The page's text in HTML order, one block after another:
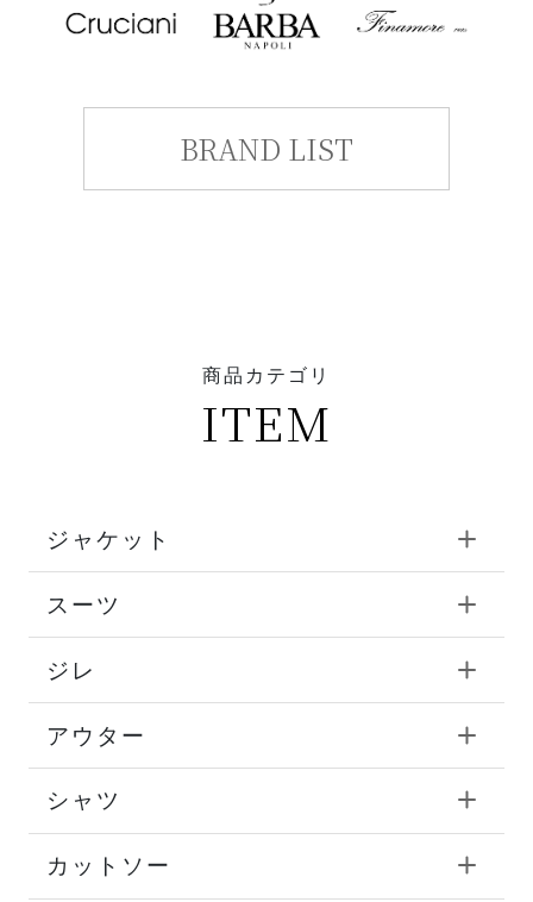
BRAND LIST
商品カテゴリ
ITEM
ジャケット
スーツ
ジレ
アウター
シャツ
カットソー